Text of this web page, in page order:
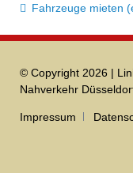
Fahrzeuge mieten
© Copyright 2026 |
Nahverkehr
Navigation
Impressum